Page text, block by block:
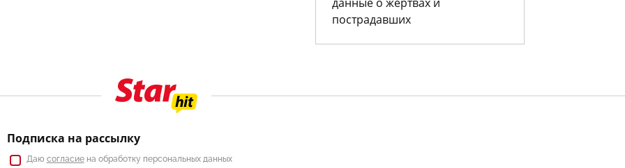
пострадавших
Подписка на рассылку
Даю согласиена обработку персональных данных